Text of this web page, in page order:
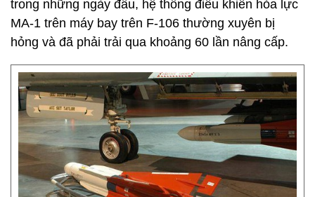
trong những ngày đầu, hệ thống điều khiển hỏa lực
MA-1 trên máy bay trên F-106 thường xuyên bị
hỏng và đã phải trải qua khoảng 60 lần nâng cấp.